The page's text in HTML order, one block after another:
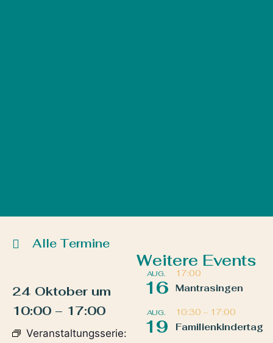
Alle Termine
24 Oktober um
10:00 – 17:00
Veranstaltungsserie:
Weitere Events
AUG.
16
17:00
Mantrasingen
AUG.
19
10:30 – 17:00
Familienkindertag